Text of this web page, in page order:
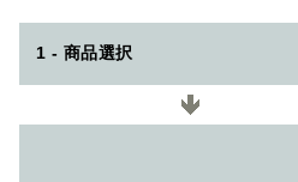
1 - 商品選択